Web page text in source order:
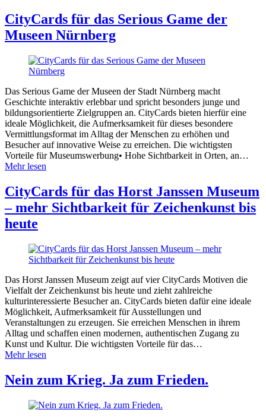
CityCards für das Serious Game der
Museen Nürnberg
Das Serious Game der Museen der Stadt Nürnberg macht
Geschichte interaktiv erlebbar und spricht besonders junge und
bildungsorientierte Zielgruppen an. CityCards bieten hierfür eine
ideale Möglichkeit, die Aufmerksamkeit für dieses besondere
Vermittlungsformat im Alltag der Menschen zu erhöhen und
Besucher auf innovative Weise zu erreichen. Die wichtigsten
Vorteile für Museumswerbung• Hohe Sichtbarkeit in Orten, an…
Mehr lesen
CityCards für das Horst Janssen Museum
– mehr Sichtbarkeit für Zeichenkunst bis
heute
Das Horst Janssen Museum zeigt auf vier CityCards Motiven die
Vielfalt der Zeichenkunst bis heute und zieht zahlreiche
kulturinteressierte Besucher an. CityCards bieten dafür eine ideale
Möglichkeit, Aufmerksamkeit für Ausstellungen und
Veranstaltungen zu erzeugen. Sie erreichen Menschen in ihrem
Alltag und schaffen einen modernen, authentischen Zugang zu
Kunst und Kultur. Die wichtigsten Vorteile für das…
Mehr lesen
Nein zum Krieg. Ja zum Frieden.